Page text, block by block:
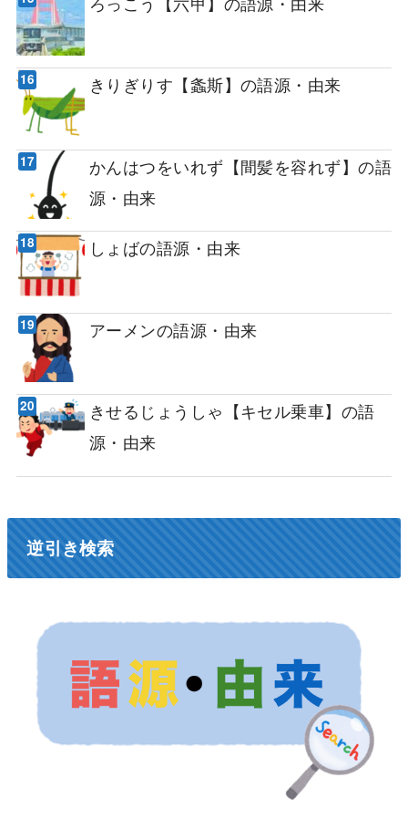
きりぎりす【螽斯】の語源・由来
かんはつをいれず【間髪を容れず】の語
源・由来
しょばの語源・由来
アーメンの語源・由来
きせるじょうしゃ【キセル乗車】の語
源・由来
逆引き検索